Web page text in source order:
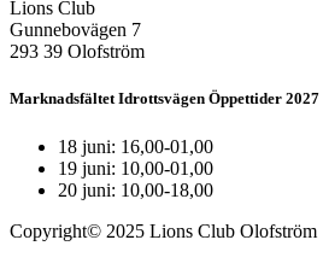
Lions Club
Gunnebovägen 7
293 39 Olofström
Marknadsfältet Idrottsvägen Öppettider 2027
18 juni: 16,00-01,00
19 juni: 10,00-01,00
20 juni: 10,00-18,00
Copyright© 2025 Lions Club Olofström